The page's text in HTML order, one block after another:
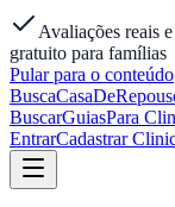
Avaliações reais
gratuito para famílias
Pular para o conteúdo
BuscaCasa
BuscarGuiasPara
EntrarCadastrar